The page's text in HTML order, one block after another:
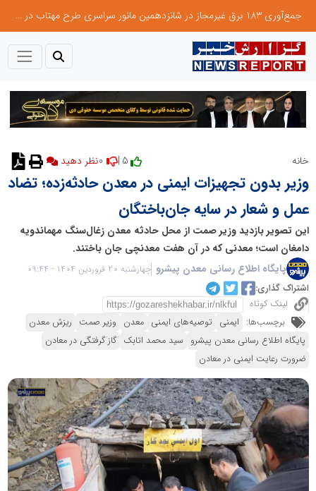
جمع‌آوری 183 برق غیرمجاز در شانزدهمین مانور سراسری طرح مهتاب در استان تهران
خانه 5 | نظر دهید
وزیر بدون تجهیزات ایمنی در معدن حادثه‌زده؛ تضاد
عمل و شعار در سایه جان‌باختگان
این تصویر بازدید وزیر صمت از محل حادثه معدن زغال‌سنگ مهماندویه
دامغان است؛ معدنی که در آن هفت معدنچی جان باختند.
پایگاه اطلاع رسانی معدن پیشرو چهارشنبه 20 فروردین 1404 - 09:44
اشتراک گذاری:
لینک کوتاه
برچسب‌ها: ایمنی توصیه‌های ایمنی معدن وزیر صمت ریزش معدن
پایگاه اطلاع رسانی معدن پیشرو سید محمد اتابک گاز گرفتگی در معادن
ضرورت رعایت ایمنی در معادن